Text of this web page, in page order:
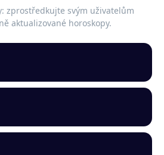
zprostředkujte svým uživatelům
aktualizované horoskopy.